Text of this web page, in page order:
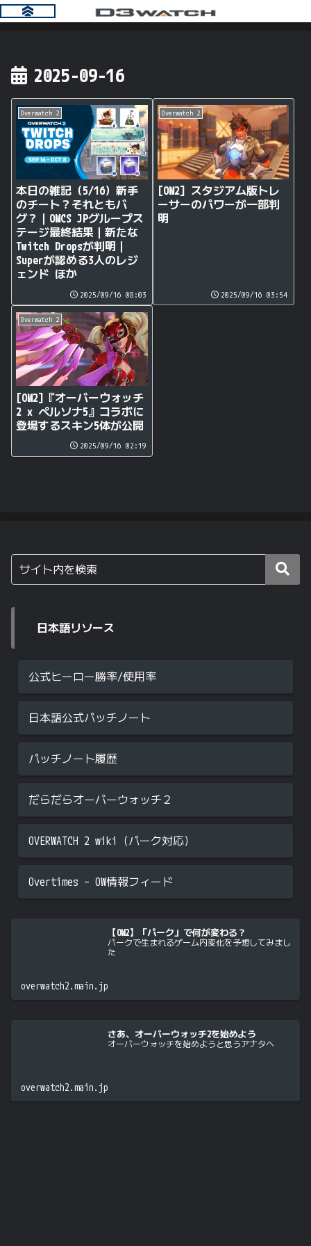
2025-09-16
Overwatch 2
本日の雑記（5/16）新手
のチート？それともバ
グ？｜OWCS JPグループス
テージ最終結果｜新たな
Twitch Dropsが判明｜
Superが認める3人のレジ
ェンド ほか
2025/09/16 08:03
Overwatch 2
[OW2] スタジアム版トレ
ーサーのパワーが一部判
明
2025/09/16 03:54
Overwatch 2
[OW2]『オーバーウォッチ
2 x ペルソナ5』コラボに
登場するスキン5体が公開
2025/09/16 02:19
日本語リソース
公式ヒーロー勝率/使用率
日本語公式パッチノート
パッチノート履歴
だらだらオーバーウォッチ２
OVERWATCH 2 wiki（パーク対応）
Overtimes – OW情報フィード
【OW2】「パーク」で何が変わる？
パークで生まれるゲーム内変化を予想してみまし
た
overwatch2.main.jp
さあ、オーバーウォッチ2を始めよう
オーバーウォッチを始めようと思うアナタへ
overwatch2.main.jp